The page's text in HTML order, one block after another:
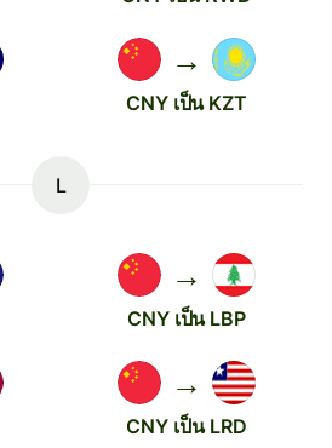
→
CNY เป็น KZT
L
→
CNY เป็น LBP
→
CNY เป็น LRD